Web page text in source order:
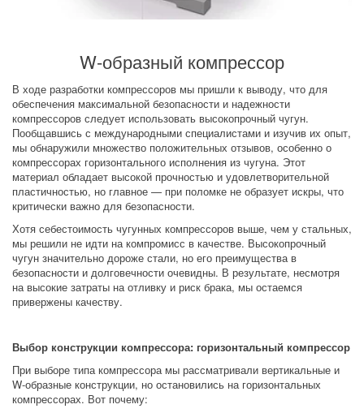
W-образный компрессор
В ходе разработки компрессоров мы пришли к выводу, что для
обеспечения максимальной безопасности и надежности
компрессоров следует использовать высокопрочный чугун.
Пообщавшись с международными специалистами и изучив их опыт,
мы обнаружили множество положительных отзывов, особенно о
компрессорах горизонтального исполнения из чугуна. Этот
материал обладает высокой прочностью и удовлетворительной
пластичностью, но главное — при поломке не образует искры, что
критически важно для безопасности.
Хотя себестоимость чугунных компрессоров выше, чем у стальных,
мы решили не идти на компромисс в качестве. Высокопрочный
чугун значительно дороже стали, но его преимущества в
безопасности и долговечности очевидны. В результате, несмотря
на высокие затраты на отливку и риск брака, мы остаемся
привержены качеству.
Выбор конструкции компрессора: горизонтальный компрессор
При выборе типа компрессора мы рассматривали вертикальные и
W-образные конструкции, но остановились на горизонтальных
компрессорах. Вот почему: